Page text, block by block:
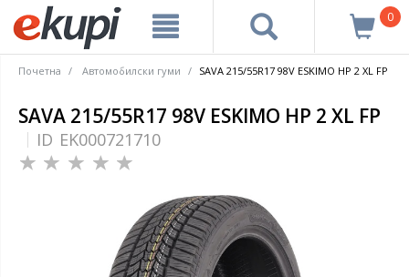
0
Почетна Автомобилски гуми SAVA 215/55R17 98V ESKIMO HP 2 XL FP
SAVA 215/55R17 98V ESKIMO HP 2 XL FP
ID EK000721710